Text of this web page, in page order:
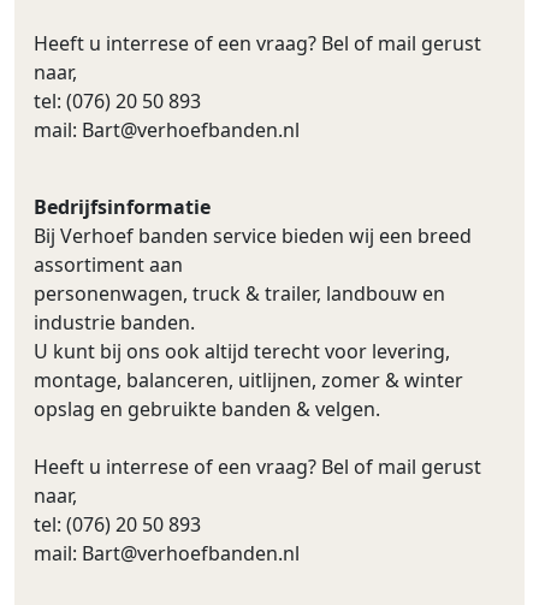
Heeft u interrese of een vraag? Bel of mail gerust
naar,
tel: (076) 20 50 893
mail: Bart@verhoefbanden.nl
Bedrijfsinformatie
Bij Verhoef banden service bieden wij een breed
assortiment aan
personenwagen, truck & trailer, landbouw en
industrie banden.
U kunt bij ons ook altijd terecht voor levering,
montage, balanceren, uitlijnen, zomer & winter
opslag en gebruikte banden & velgen.
Heeft u interrese of een vraag? Bel of mail gerust
naar,
tel: (076) 20 50 893
mail: Bart@verhoefbanden.nl